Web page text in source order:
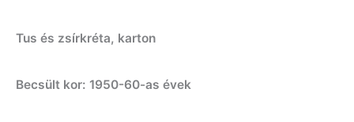
Tus és zsírkréta, karton
Becsült kor: 1950-60-as évek